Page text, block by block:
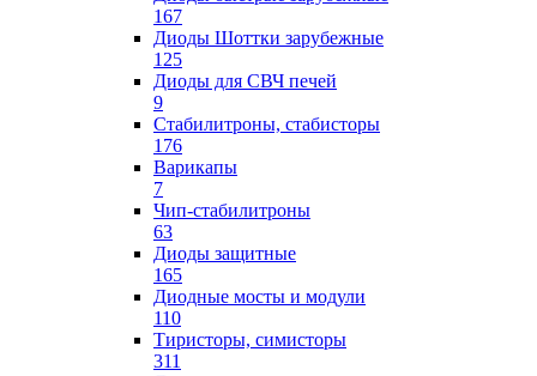
167
Диоды Шоттки зарубежные
125
Диоды для СВЧ печей
9
Стабилитроны, стабисторы
176
Варикапы
7
Чип-стабилитроны
63
Диоды защитные
165
Диодные мосты и модули
110
Тиристоры, симисторы
311